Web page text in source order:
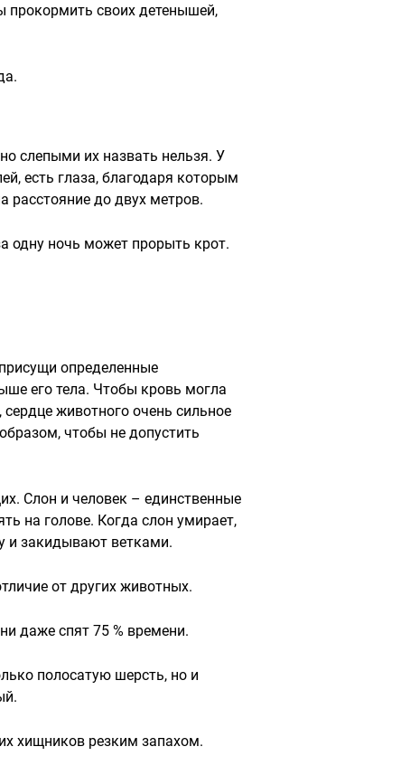
прокормить своих детенышей,
слепыми их назвать нельзя. У
есть глаза, благодаря которым
расстояние до двух метров.
одну ночь может прорыть крот.
определенные
его тела. Чтобы кровь могла
животного очень сильное
чтобы не допустить
Слон и человек – единственные
на голове. Когда слон умирает,
и закидывают ветками.
от других животных.
даже спят 75 % времени.
полосатую шерсть, но и
хищников резким запахом.